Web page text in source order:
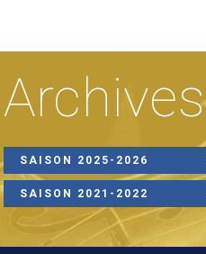
Archives
SAISON 2025-2026
SAISON 2021-2022